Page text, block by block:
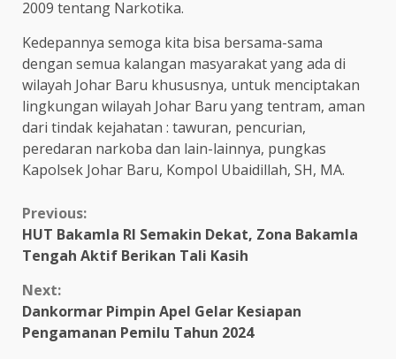
2009 tentang Narkotika.
Kedepannya semoga kita bisa bersama-sama
dengan semua kalangan masyarakat yang ada di
wilayah Johar Baru khususnya, untuk menciptakan
lingkungan wilayah Johar Baru yang tentram, aman
dari tindak kejahatan : tawuran, pencurian,
peredaran narkoba dan lain-lainnya, pungkas
Kapolsek Johar Baru, Kompol Ubaidillah, SH, MA.
Continue
Reading
Previous:
HUT Bakamla RI Semakin Dekat, Zona Bakamla
Tengah Aktif Berikan Tali Kasih
Next:
Dankormar Pimpin Apel Gelar Kesiapan
Pengamanan Pemilu Tahun 2024